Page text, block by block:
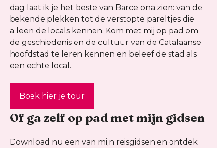
dag laat ik je het beste van Barcelona zien: van de
bekende plekken tot de verstopte pareltjes die
alleen de locals kennen. Kom met mij op pad om
de geschiedenis en de cultuur van de Catalaanse
hoofdstad te leren kennen en beleef de stad als
een echte local.
Boek hier je tour
Of ga zelf op pad met mijn gidsen
Download nu een van mijn reisgidsen en ontdek